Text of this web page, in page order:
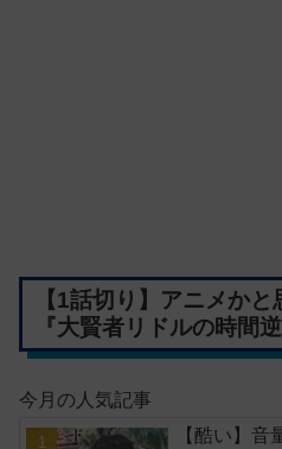
【1話切り】アニメか
『大賢者リドルの時間
今月の人気記事
【酷い】